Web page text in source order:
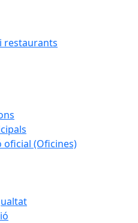
restaurants
(Oficines)